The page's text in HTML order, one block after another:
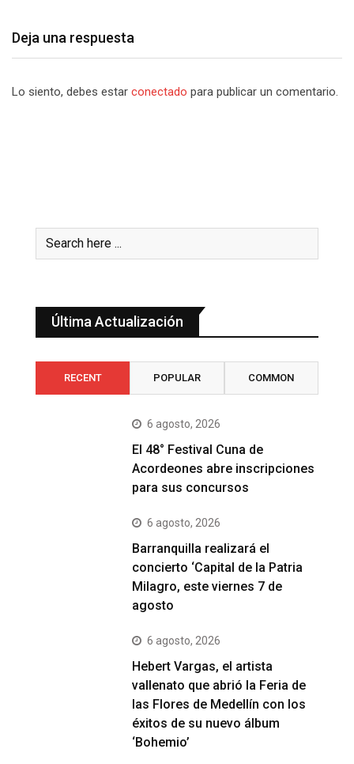
Deja una respuesta
Lo siento, debes estar conectado para publicar un comentario.
Última Actualización
RECENT POPULAR COMMON
6 agosto, 2026
El 48° Festival Cuna de
Acordeones abre inscripciones
para sus concursos
6 agosto, 2026
Barranquilla realizará el
concierto ‘Capital de la Patria
Milagro, este viernes 7 de
agosto
6 agosto, 2026
Hebert Vargas, el artista
vallenato que abrió la Feria de
las Flores de Medellín con los
éxitos de su nuevo álbum
‘Bohemio’